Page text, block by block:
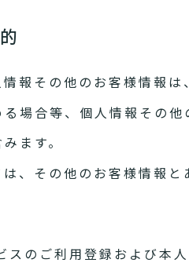
報その他のお客様情報は
場合等、個人情報その
ます。
、その他のお客様情報と
スのご利用登録および本